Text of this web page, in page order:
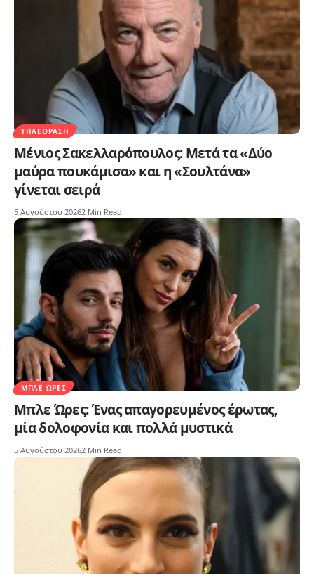
ΤΗΛΕΌΡΑΣΗ
Μένιος Σακελλαρόπουλος: Μετά τα «Δύο
μαύρα πουκάμισα» και η «Σουλτάνα»
γίνεται σειρά
5 Αυγούστου 20262 Min Read
ΜΠΛΕ ΏΡΕΣ
Μπλε Ώρες: Ένας απαγορευμένος έρωτας,
μία δολοφονία και πολλά μυστικά
5 Αυγούστου 20262 Min Read